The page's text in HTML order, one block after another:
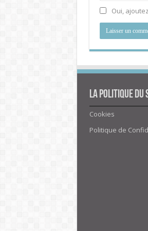
Oui,
La politique du
Cookies
Politique de